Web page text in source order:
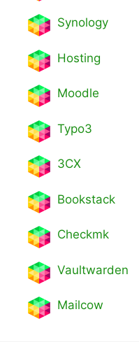
Synology
Hosting
Moodle
Typo3
3CX
Bookstack
Checkmk
Vaultwarden
Mailcow